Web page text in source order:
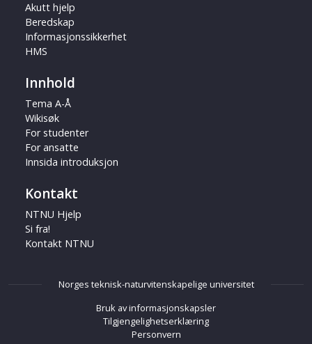
Akutt hjelp
Beredskap
Informasjonssikkerhet
HMS
Innhold
Tema A-Å
Wikisøk
For studenter
For ansatte
Innsida introduksjon
Kontakt
NTNU Hjelp
Si fra!
Kontakt NTNU
Norges teknisk-naturvitenskapelige universitet
Bruk av informasjonskapsler
Tilgjengelighetserklæring
Personvern